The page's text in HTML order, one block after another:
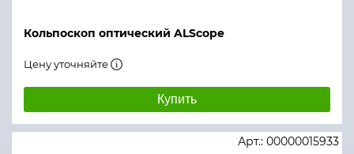
Кольпоскоп оптический ALScope
Цену уточняйте
Купить
Арт.: 00000015933